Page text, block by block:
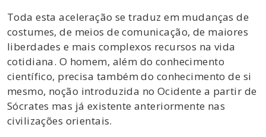
Toda esta aceleração se traduz em mudanças de
costumes, de meios de comunicação, de maiores
liberdades e mais complexos recursos na vida
cotidiana. O homem, além do conhecimento
científico, precisa também do conhecimento de si
mesmo, noção introduzida no Ocidente a partir de
Sócrates mas já existente anteriormente nas
civilizações orientais.